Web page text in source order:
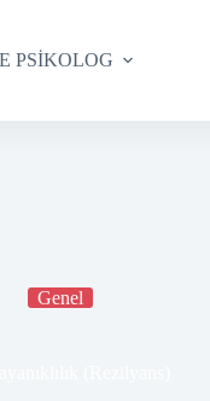
PSİKOLOG
Genel